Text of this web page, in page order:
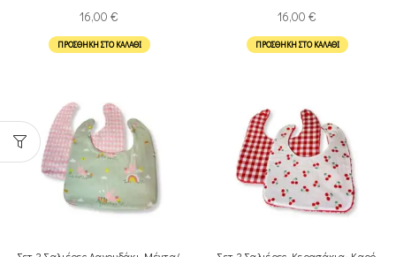
16,00 €
ΠΡΟΣΘΉΚΗ ΣΤΟ ΚΑΛΆΘΙ
16,00 €
ΠΡΟΣΘΉΚΗ ΣΤΟ ΚΑΛΆΘΙ